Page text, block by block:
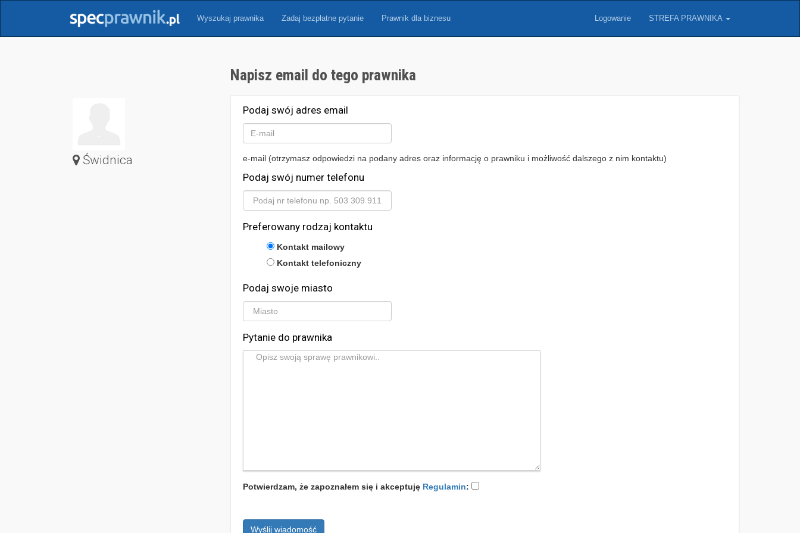
Wyszukaj prawnika Zadaj bezpłatne pytanie Prawnik dla biznesu Logowanie STREFA PRAWNIKA
Napisz email do tego prawnika
Świdnica
Podaj swój adres email
e-mail (otrzymasz odpowiedzi na podany adres oraz informację o prawniku i możliwość dalszego z nim kontaktu)
Podaj swój numer telefonu
Preferowany rodzaj kontaktu
Kontakt mailowy
Kontakt telefoniczny
Podaj swoje miasto
Pytanie do prawnika
Potwierdzam, że zapoznałem się i akceptuję Regulamin:
Wyślij wiadomość